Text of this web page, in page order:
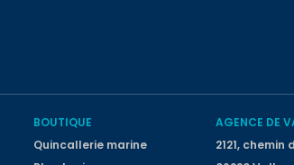
BOUTIQUE
Quincallerie marine
AGENCE DE
2121,